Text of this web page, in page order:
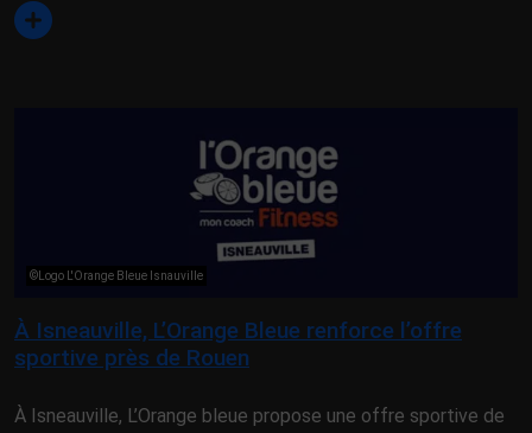
©Logo L'Orange Bleue Isnauville
À Isneauville, L’Orange Bleue renforce l’offre
sportive près de Rouen
À Isneauville, L’Orange bleue propose une offre sportive de